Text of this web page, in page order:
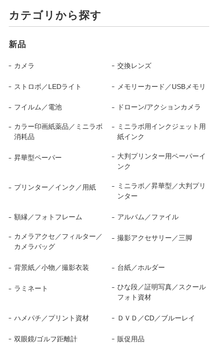
カテゴリから探す
新品
カメラ 交換レンズ
ストロボ／LEDライト メモリーカード／USBメモリ
フイルム／電池 ドローン/アクションカメラ
カラー印画紙薬品／ミニラボ
消耗品
ミニラボ用インクジェット用
紙インク
昇華型ペーパー
大判プリンター用ペーパーイ
ンク
プリンター／インク／用紙
ミニラボ／昇華型／大判プリ
ンター
額縁／フォトフレーム アルバム／ファイル
カメラアクセ／フィルター／
カメラバッグ
撮影アクセサリー／三脚
背景紙／小物／撮影衣装 台紙／ホルダー
ラミネート
ひな段／証明写真／スクール
フォト資材
ハメパチ／プリント資材 ＤＶＤ／CD／ブルーレイ
双眼鏡/ゴルフ距離計 販促用品